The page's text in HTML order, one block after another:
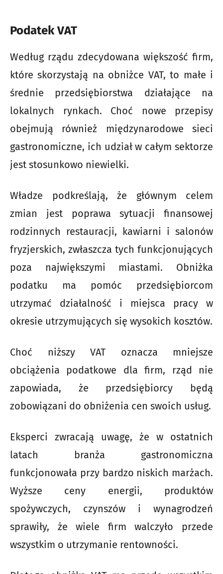
Podatek VAT
Według rządu zdecydowana większość firm,
które skorzystają na obniżce VAT, to małe i
średnie przedsiębiorstwa działające na
lokalnych rynkach. Choć nowe przepisy
obejmują również międzynarodowe sieci
gastronomiczne, ich udział w całym sektorze
jest stosunkowo niewielki.
Władze podkreślają, że głównym celem
zmian jest poprawa sytuacji finansowej
rodzinnych restauracji, kawiarni i salonów
fryzjerskich, zwłaszcza tych funkcjonujących
poza największymi miastami. Obniżka
podatku ma pomóc przedsiębiorcom
utrzymać działalność i miejsca pracy w
okresie utrzymujących się wysokich kosztów.
Choć niższy VAT oznacza mniejsze
obciążenia podatkowe dla firm, rząd nie
zapowiada, że przedsiębiorcy będą
zobowiązani do obniżenia cen swoich usług.
Eksperci zwracają uwagę, że w ostatnich
latach branża gastronomiczna
funkcjonowała przy bardzo niskich marżach.
Wyższe ceny energii, produktów
spożywczych, czynszów i wynagrodzeń
sprawiły, że wiele firm walczyło przede
wszystkim o utrzymanie rentowności.